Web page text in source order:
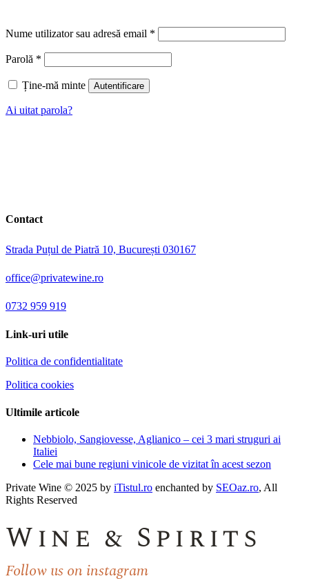
Nume utilizator sau adresă email *
Parolă *
Ține-mă minte Autentificare
Ai uitat parola?
Contact
Strada Puțul de Piatră 10, București 030167
office@privatewine.ro
0732 959 919
Link-uri utile
Politica de confidentialitate
Politica cookies
Ultimile articole
Nebbiolo, Sangiovesse, Aglianico – cei 3 mari struguri ai
Italiei
Cele mai bune regiuni vinicole de vizitat în acest sezon
Private Wine © 2025 by iTistul.ro enchanted by SEOaz.ro, All
Rights Reserved
Wine & Spirits
Follow us on instagram